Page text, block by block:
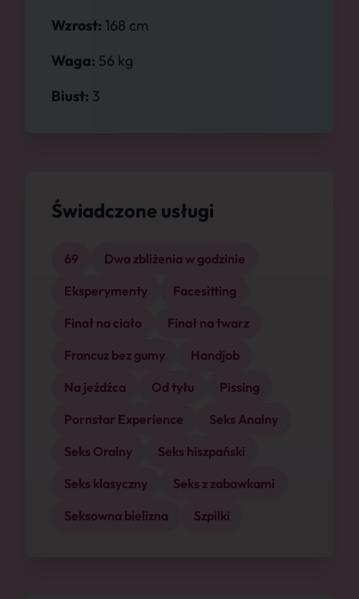
Wzrost: 168 cm
Waga: 56 kg
Biust: 3
Świadczone usługi
69
Dwa zbliżenia w godzinie
Eksperymenty
Facesitting
Finał na ciało
Finał na twarz
Francuz bez gumy
Handjob
Na jeźdźca
Od tyłu
Pissing
Pornstar Experience
Seks Analny
Seks Oralny
Seks hiszpański
Seks klasyczny
Seks z zabawkami
Seksowna bielizna
Szpilki